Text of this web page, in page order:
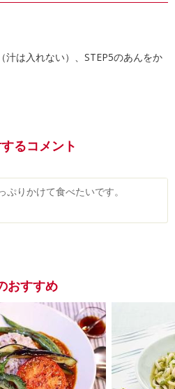
汁は入れない）、STEP5のあんをか
るコメント
ぷりかけて食べたいです。
おすすめ